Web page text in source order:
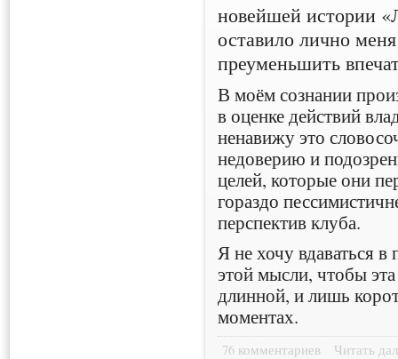
новейшей истории
оставило лично
преуменьшить
В моём сознании
в оценке действий
ненавижу это
недоверию и
целей, которые они
гораздо
перспектив клуба.
Я не хочу вдаваться
этой мысли, чтобы
длинной, и лишь
моментах.
76 комментариев Читать